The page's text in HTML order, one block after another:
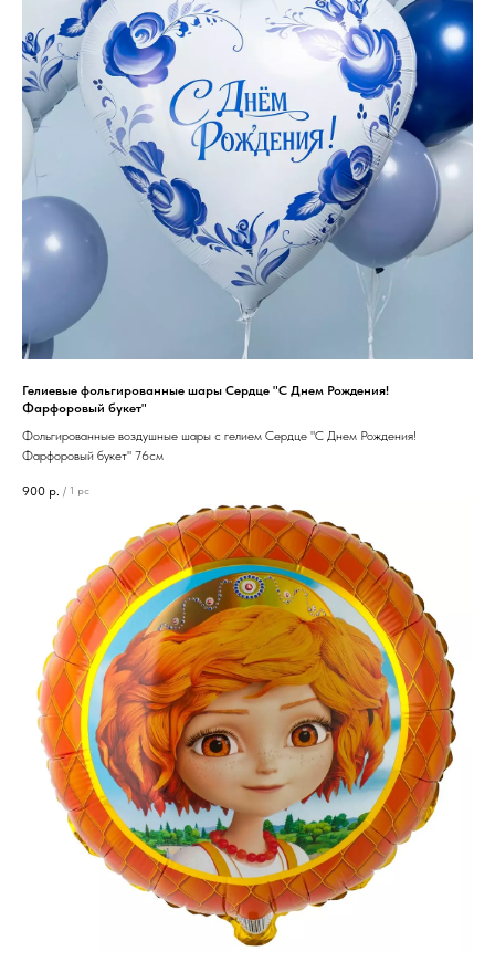
Гелиевые фольгированные шары Сердце "С Днем Рождения!
Фарфоровый букет"
Фольгированные воздушные шары с гелием Сердце "С Днем Рождения!
Фарфоровый букет" 76см
900 р. / 1 pc